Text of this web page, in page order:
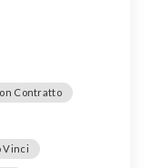
Contratto
Vinci